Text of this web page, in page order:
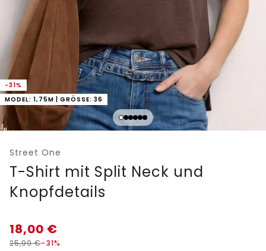
-31%
MODEL: 1,75M | GRÖSSE: 36
Street One
T-Shirt mit Split Neck und
Knopfdetails
18,00 €
25,99€-31%